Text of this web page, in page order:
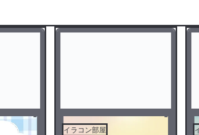
イラコン部屋